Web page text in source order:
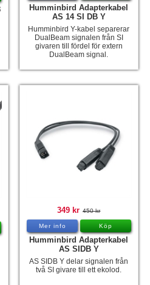
Humminbird Adapterkabel
AS 14 SI DB Y
Humminbird Y-kabel separerar
DualBeam signalen från SI
givaren till fördel för extern
DualBeam signal.
349 kr 450 kr
Mer info Köp
Humminbird Adapterkabel
AS SIDB Y
AS SIDB Y delar signalen från
två SI givare till ett ekolod.